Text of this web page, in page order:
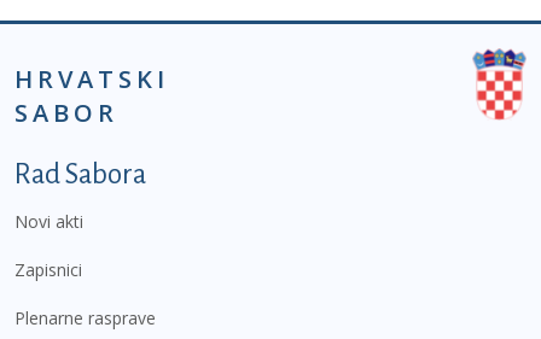
HRVATSKI
SABOR
Podnožje prvi izbornik
Rad Sabora
Novi akti
Zapisnici
Plenarne rasprave